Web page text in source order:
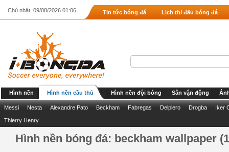
Chủ nhật, 09/08/2026 01:06 Tin tức bóng đá Lịch thi đấu bóng đá
Hình nền Hình nền cầu thủ Hình nền đội bóng Sân vận động
Messi Nesta Alexandre Pato Beckham Fabregas Delpiero Drogba Iker
Thierry Henry
Hình nền bóng đá: beckham wallpaper